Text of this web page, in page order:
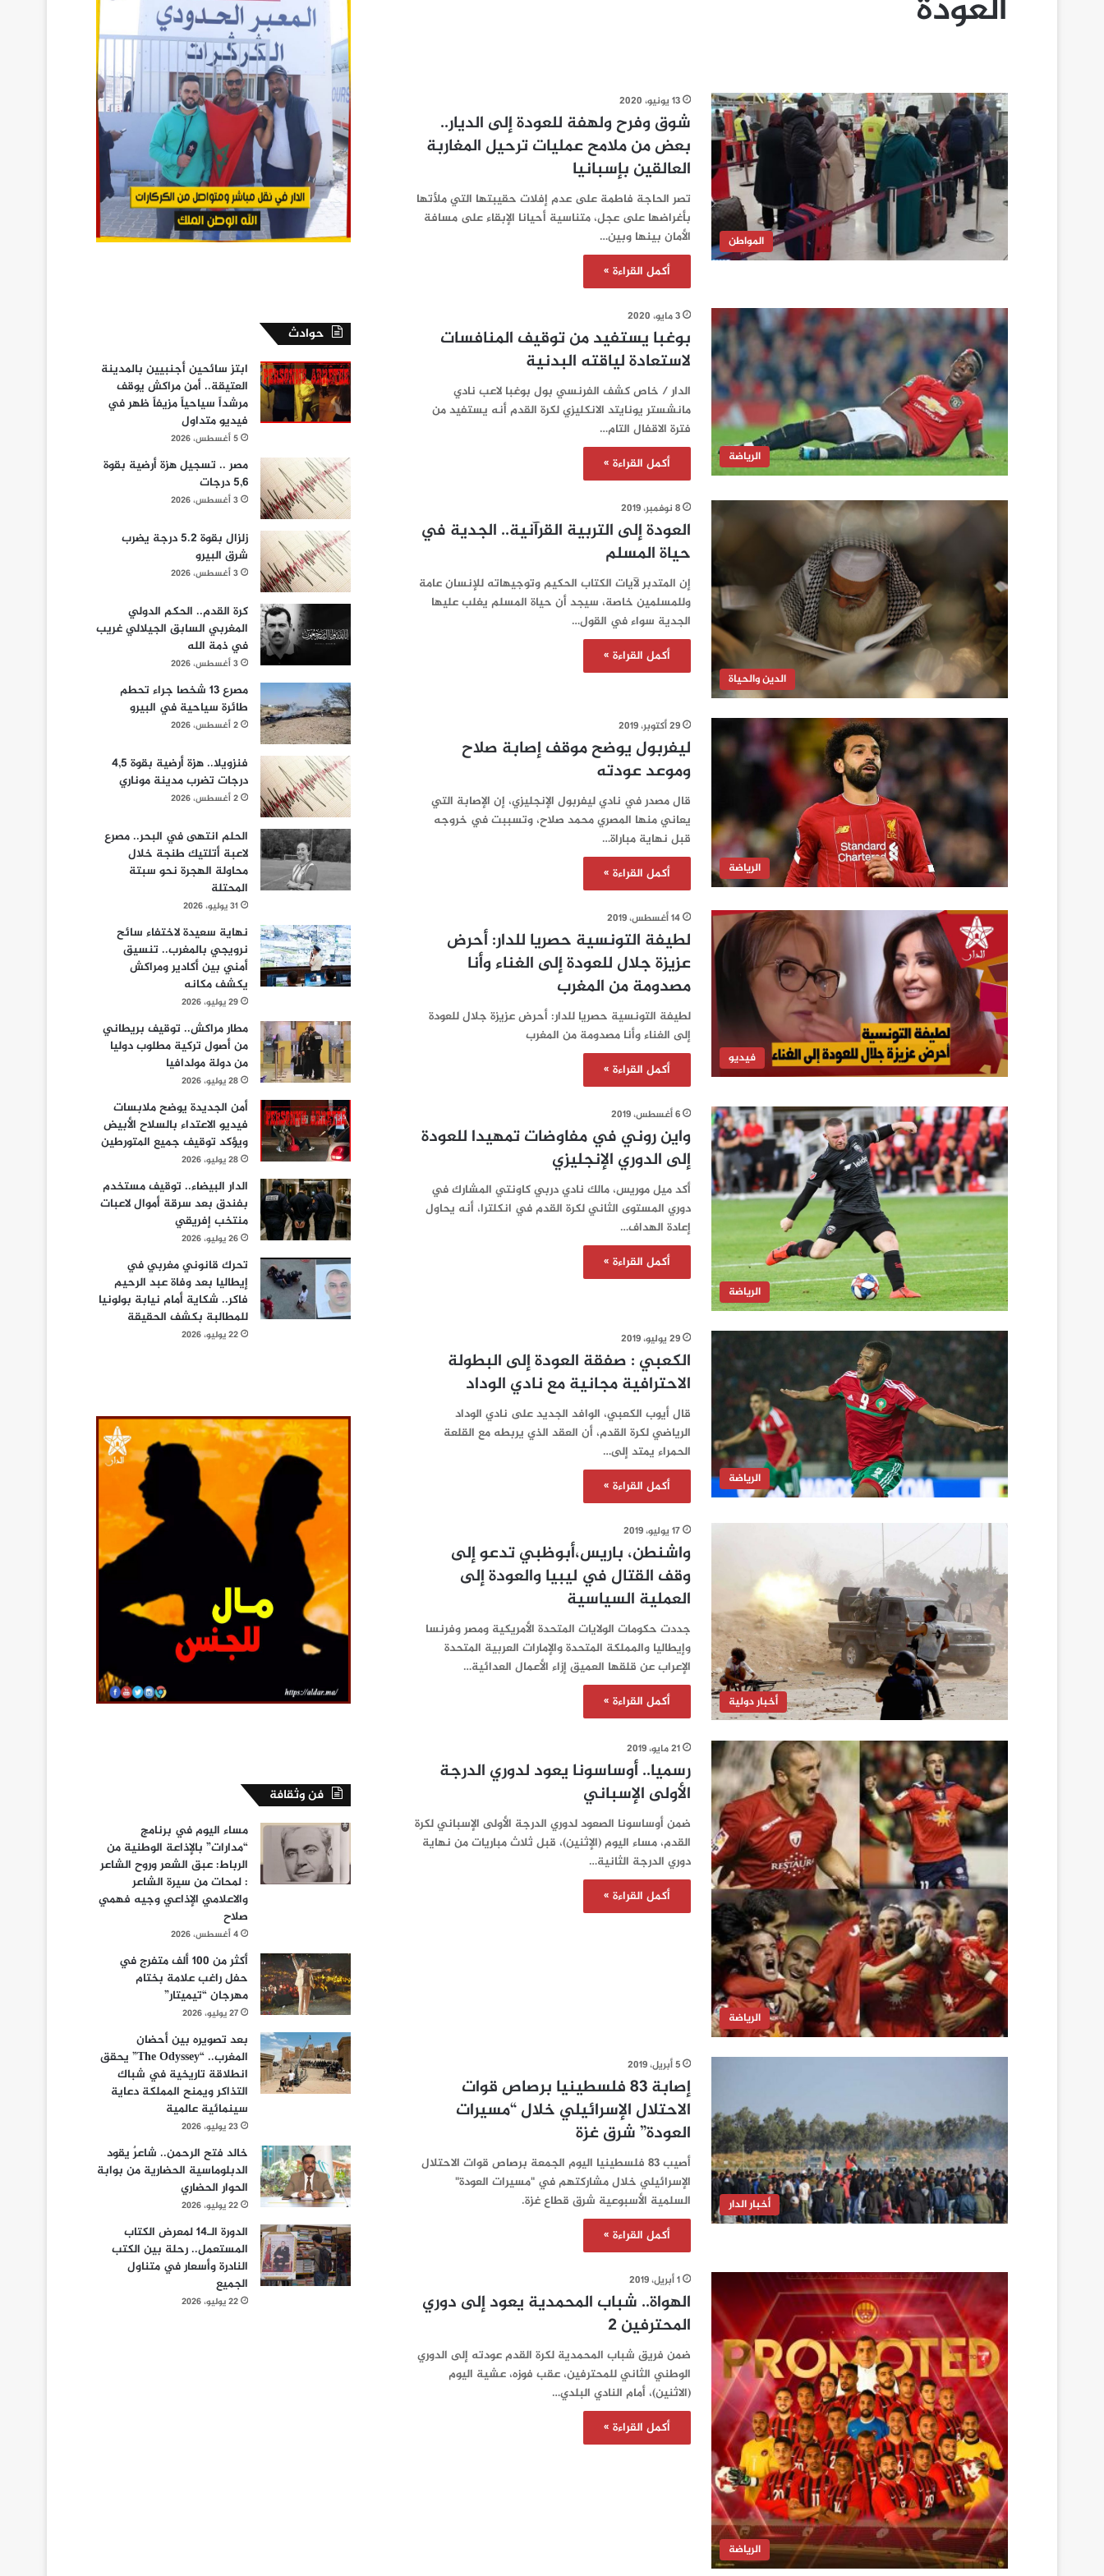
العودة
المواطن
13 يونيو، 2020
شوق وفرح ولهفة للعودة إلى الديار..
بعض من ملامح عمليات ترحيل المغاربة
العالقين بإسبانيا
تصر الحاجة فاطمة على عدم إفلات حقيبتها التي ملأتها
بأغراضها على عجل، متناسية أحيانا الإبقاء على مسافة
الأمان بينها وبين…
أكمل القراءة »
الرياضة
3 مايو، 2020
بوغبا يستفيد من توقيف المنافسات
لاستعادة لياقته البدنية
الدار / خاص كشف الفرنسي بول بوغبا لاعب نادي
مانشستر يونايتد الانكليزي لكرة القدم أنه يستفيد من
فترة الاقفال التام…
أكمل القراءة »
الدين والحياة
8 نوفمبر، 2019
العودة إلى التربية القرآنية.. الجدية في
حياة المسلم
إن المتدبر لآيات الكتاب الحكيم وتوجيهاته للإنسان عامة
وللمسلمين خاصة، سيجد أن حياة المسلم يغلب عليها
الجدية سواء في القول…
أكمل القراءة »
الرياضة
29 أكتوبر، 2019
ليفربول يوضح موقف إصابة صلاح
وموعد عودته
قال مصدر في نادي ليفربول الإنجليزي، إن الإصابة التي
يعاني منها المصري محمد صلاح، وتسببت في خروجه
قبل نهاية مباراة…
أكمل القراءة »
فيديو
14 أغسطس، 2019
لطيفة التونسية حصريا للدار: أحرض
عزيزة جلال للعودة إلى الغناء وأنا
مصدومة من المغرب
لطيفة التونسية حصريا للدار: أحرض عزيزة جلال للعودة
إلى الغناء وأنا مصدومة من المغرب
أكمل القراءة »
الرياضة
6 أغسطس، 2019
واين روني في مفاوضات تمهيدا للعودة
إلى الدوري الإنجليزي
أكد ميل موريس، مالك نادي دربي كاونتي المشارك في
دوري المستوى الثاني لكرة القدم في انكلترا، أنه يحاول
إعادة الهداف…
أكمل القراءة »
الرياضة
29 يوليو، 2019
الكعبي : صفقة العودة إلى البطولة
الاحترافية مجانية مع نادي الوداد‎
قال أيوب الكعبي، الوافد الجديد على نادي الوداد
الرياضي لكرة القدم، أن العقد الذي يربطه مع القلعة
الحمراء يمتد إلى…
أكمل القراءة »
أخبار دولية
17 يوليو، 2019
واشنطن، باريس،أبوظبي تدعو إلى
وقف القتال في ليبيا والعودة إلى
العملية السياسية
جددت حكومات الولايات المتحدة الأمريكية ومصر وفرنسا
وإيطاليا والمملكة المتحدة والإمارات العربية المتحدة
الإعراب عن قلقها العميق إزاء الأعمال العدائية…
أكمل القراءة »
الرياضة
21 مايو، 2019
رسميا.. أوساسونا يعود لدوري الدرجة
الأولى الإسباني
ضمن أوساسونا الصعود لدوري الدرجة الأولى الإسباني لكرة
القدم، مساء اليوم (الإثنين)، قبل ثلاث مباريات من نهاية
دوري الدرجة الثانية…
أكمل القراءة »
أخبار الدار
5 أبريل، 2019
إصابة 83 فلسطينيا برصاص قوات
الاحتلال الإسرائيلي خلال “مسيرات
العودة” شرق غزة
أصيب 83 فلسطينيا اليوم الجمعة برصاص قوات الاحتلال
الإسرائيلي خلال مشاركتهم في "مسيرات العودة"
السلمية الأسبوعية شرق قطاع غزة.
أكمل القراءة »
الرياضة
1 أبريل، 2019
الهواة.. شباب المحمدية يعود إلى دوري
المحترفين 2
ضمن فريق شباب المحمدية لكرة القدم عودته إلى الدوري
الوطني الثاني للمحترفين، عقب فوزه، عشية اليوم
(الاثنين)، أمام النادي البلدي…
أكمل القراءة »
حوادث
ابتز سائحين أجنبيين بالمدينة
العتيقة.. أمن مراكش يوقف
مرشداً سياحياً مزيفاً ظهر في
فيديو متداول
5 أغسطس، 2026
مصر .. تسجيل هزة أرضية بقوة
5,6 درجات
3 أغسطس، 2026
زلزال بقوة 5.2 درجة يضرب
شرق البيرو
3 أغسطس، 2026
كرة القدم.. الحكم الدولي
المغربي السابق الجيلالي غريب
في ذمة الله
3 أغسطس، 2026
مصرع 13 شخصا جراء تحطم
طائرة سياحية في البيرو
2 أغسطس، 2026
فنزويلا.. هزة أرضية بقوة 4,5
درجات تضرب مدينة موناري
2 أغسطس، 2026
الحلم انتهى في البحر.. مصرع
لاعبة أتلتيك طنجة خلال
محاولة الهجرة نحو سبتة
المحتلة
31 يوليو، 2026
نهاية سعيدة لاختفاء سائح
نرويجي بالمغرب.. تنسيق
أمني بين أكادير ومراكش
يكشف مكانه
29 يوليو، 2026
مطار مراكش.. توقيف بريطاني
من أصول تركية مطلوب دوليا
من دولة مولدافيا
28 يوليو، 2026
أمن الجديدة يوضح ملابسات
فيديو الاعتداء بالسلاح الأبيض
ويؤكد توقيف جميع المتورطين
28 يوليو، 2026
الدار البيضاء.. توقيف مستخدم
بفندق بعد سرقة أموال لاعبات
منتخب إفريقي
26 يوليو، 2026
تحرك قانوني مغربي في
إيطاليا بعد وفاة عبد الرحيم
فاكر.. شكاية أمام نيابة بولونيا
للمطالبة بكشف الحقيقة
22 يوليو، 2026
فن وثقافة
مساء اليوم في برنامج
“مدارات” بالإذاعة الوطنية من
الرباط: عبق الشعر وروح الشاعر
: لمحات من سيرة الشاعر
والاعلامي الإذاعي وجيه فهمي
صلاح
4 أغسطس، 2026
أكثر من 100 ألف متفرج في
حفل راغب علامة بختام
مهرجان “تيميتار”
27 يوليو، 2026
بعد تصويره بين أحضان
المغرب.. “The Odyssey” يحقق
انطلاقة تاريخية في شباك
التذاكر ويمنح المملكة دعاية
سينمائية عالمية
23 يوليو، 2026
خالد فتح الرحمن.. شاعرٌ يقود
الدبلوماسية الحضارية من بوابة
الحوار الحضاري
22 يوليو، 2026
الدورة الـ14 لمعرض الكتاب
المستعمل.. رحلة بين الكتب
النادرة وأسعار في متناول
الجميع
22 يوليو، 2026